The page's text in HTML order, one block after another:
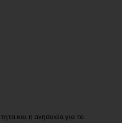
συζήτηση αυτή κατέχουν τα